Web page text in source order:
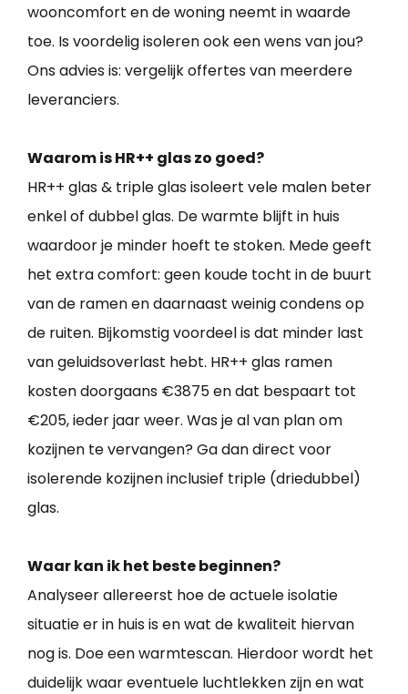
wooncomfort en de woning neemt in waarde
toe. Is voordelig isoleren ook een wens van jou?
Ons advies is: vergelijk offertes van meerdere
leveranciers.
Waarom is HR++ glas zo goed?
HR++ glas & triple glas isoleert vele malen beter
enkel of dubbel glas. De warmte blijft in huis
waardoor je minder hoeft te stoken. Mede geeft
het extra comfort: geen koude tocht in de buurt
van de ramen en daarnaast weinig condens op
de ruiten. Bijkomstig voordeel is dat minder last
van geluidsoverlast hebt. HR++ glas ramen
kosten doorgaans €3875 en dat bespaart tot
€205, ieder jaar weer. Was je al van plan om
kozijnen te vervangen? Ga dan direct voor
isolerende kozijnen inclusief triple (driedubbel)
glas.
Waar kan ik het beste beginnen?
Analyseer allereerst hoe de actuele isolatie
situatie er in huis is en wat de kwaliteit hiervan
nog is. Doe een warmtescan. Hierdoor wordt het
duidelijk waar eventuele luchtlekken zijn en wat